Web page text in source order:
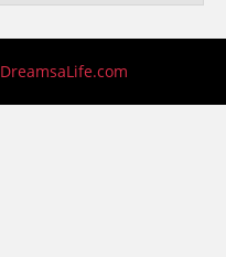
DreamsaLife.com